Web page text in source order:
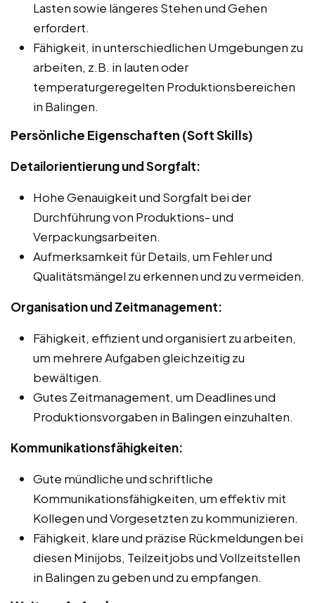
Lasten sowie längeres Stehen und Gehen
erfordert.
Fähigkeit, in unterschiedlichen Umgebungen zu
arbeiten, z.B. in lauten oder
temperaturgeregelten Produktionsbereichen
in Balingen.
Persönliche Eigenschaften (Soft Skills)
Detailorientierung und Sorgfalt:
Hohe Genauigkeit und Sorgfalt bei der
Durchführung von Produktions- und
Verpackungsarbeiten.
Aufmerksamkeit für Details, um Fehler und
Qualitätsmängel zu erkennen und zu vermeiden.
Organisation und Zeitmanagement:
Fähigkeit, effizient und organisiert zu arbeiten,
um mehrere Aufgaben gleichzeitig zu
bewältigen.
Gutes Zeitmanagement, um Deadlines und
Produktionsvorgaben in Balingen einzuhalten.
Kommunikationsfähigkeiten:
Gute mündliche und schriftliche
Kommunikationsfähigkeiten, um effektiv mit
Kollegen und Vorgesetzten zu kommunizieren.
Fähigkeit, klare und präzise Rückmeldungen bei
diesen Minijobs, Teilzeitjobs und Vollzeitstellen
in Balingen zu geben und zu empfangen.